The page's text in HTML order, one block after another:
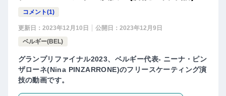
コメント(1)
更新日： 2023年12月10日 公開日： 2023年12月9日
ベルギー(BEL)
グランプリファイナル2023、ベルギー代表- ニーナ・ピン
ザローネ(Nina PINZARRONE)のフリースケーティング演
技の動画です。